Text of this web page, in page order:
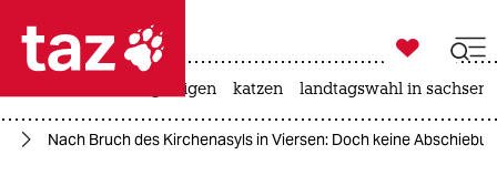
 taz zahl ich
taz zahl ich

taz zahl ich
bergsteigen katzen landtagswahl in
Nach Bruch des Kirchenasyls in Viersen: Doch keine